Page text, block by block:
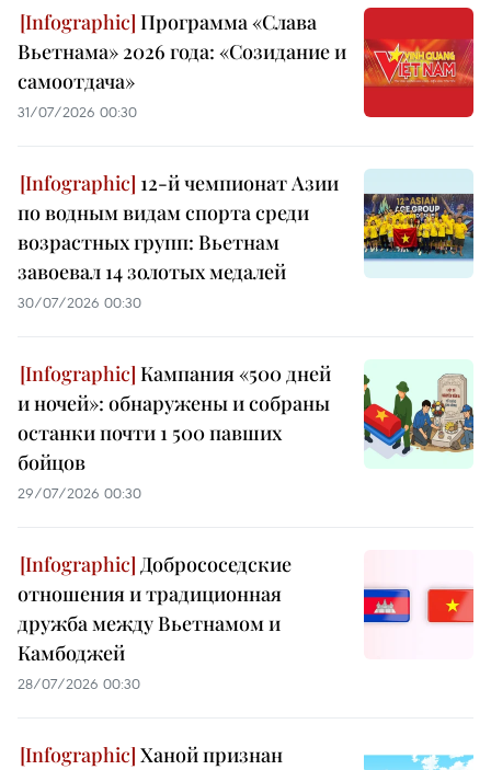
Программа «Слава
Вьетнама» 2026 года: «Созидание и
самоотдача»
31/07/2026 00:30
12-й чемпионат Азии
по водным видам спорта среди
возрастных групп: Вьетнам
завоевал 14 золотых медалей
30/07/2026 00:30
Кампания «500 дней
и ночей»: обнаружены и собраны
останки почти 1 500 павших
бойцов
29/07/2026 00:30
Добрососедские
отношения и традиционная
дружба между Вьетнамом и
Камбоджей
28/07/2026 00:30
Ханой признан